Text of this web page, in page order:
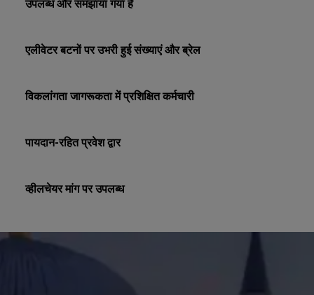
उपलब्ध और समझाया गया है
एलीवेटर बटनों पर उभरी हुई संख्याएं और ब्रेल
विकलांगता जागरूकता में प्रशिक्षित कर्मचारी
पायदान-रहित प्रवेश द्वार
व्हीलचेयर मांग पर उपलब्ध